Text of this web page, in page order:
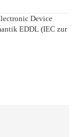
Device
EDDL (IEC zur